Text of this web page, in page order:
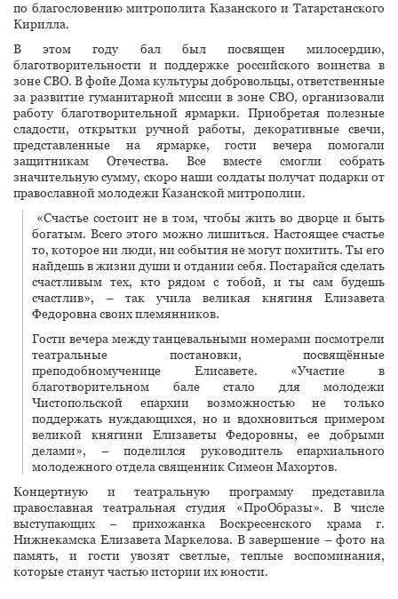
по благословению митрополита Казанского и Татарстанского
Кирилла.
В этом году бал был посвящен милосердию,
благотворительности и поддержке российского воинства в
зоне СВО. В фойе Дома культуры добровольцы, ответственные
за развитие гуманитарной миссии в зоне СВО, организовали
работу благотворительной ярмарки. Приобретая полезные
сладости, открытки ручной работы, декоративные свечи,
представленные на ярмарке, гости вечера помогали
защитникам Отечества. Все вместе смогли собрать
значительную сумму, скоро наши солдаты получат подарки от
православной молодежи Казанской митрополии.
«Счастье состоит не в том, чтобы жить во дворце и быть
богатым. Всего этого можно лишиться. Настоящее счастье
то, которое ни люди, ни события не могут похитить. Ты его
найдешь в жизни души и отдании себя. Постарайся сделать
счастливым тех, кто рядом с тобой, и ты сам будешь
счастлив», – так учила великая княгиня Елизавета
Федоровна своих племянников.
Гости вечера между танцевальными номерами посмотрели
театральные постановки, посвящённые
преподобномученице Елисавете. «Участие в
благотворительном бале стало для молодежи
Чистопольской епархии возможностью не только
поддержать нуждающихся, но и вдохновиться примером
великой княгини Елизаветы Федоровны, ее добрыми
делами», – поделился руководитель епархиального
молодежного отдела священник Симеон Махортов.
Концертную и театральную программу представила
православная театральная студия «ПроОбразы». В числе
выступающих – прихожанка Воскресенского храма г.
Нижнекамска Елизавета Маркелова. В завершение – фото на
память, и гости увозят светлые, теплые воспоминания,
которые станут частью истории их юности.